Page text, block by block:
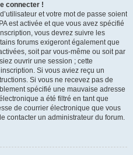
connecter !
et votre mot de passe soient
est activée et que vous avez spécifié
vous devrez suivre les
forums exigeront également que
soit par vous-même ou soit par
ouvrir une session ; cette
Si vous aviez reçu un
Si vous ne recevez pas de
spécifié une mauvaise adresse
a été filtré en tant que
de courrier électronique que vous
contacter un administrateur du forum.